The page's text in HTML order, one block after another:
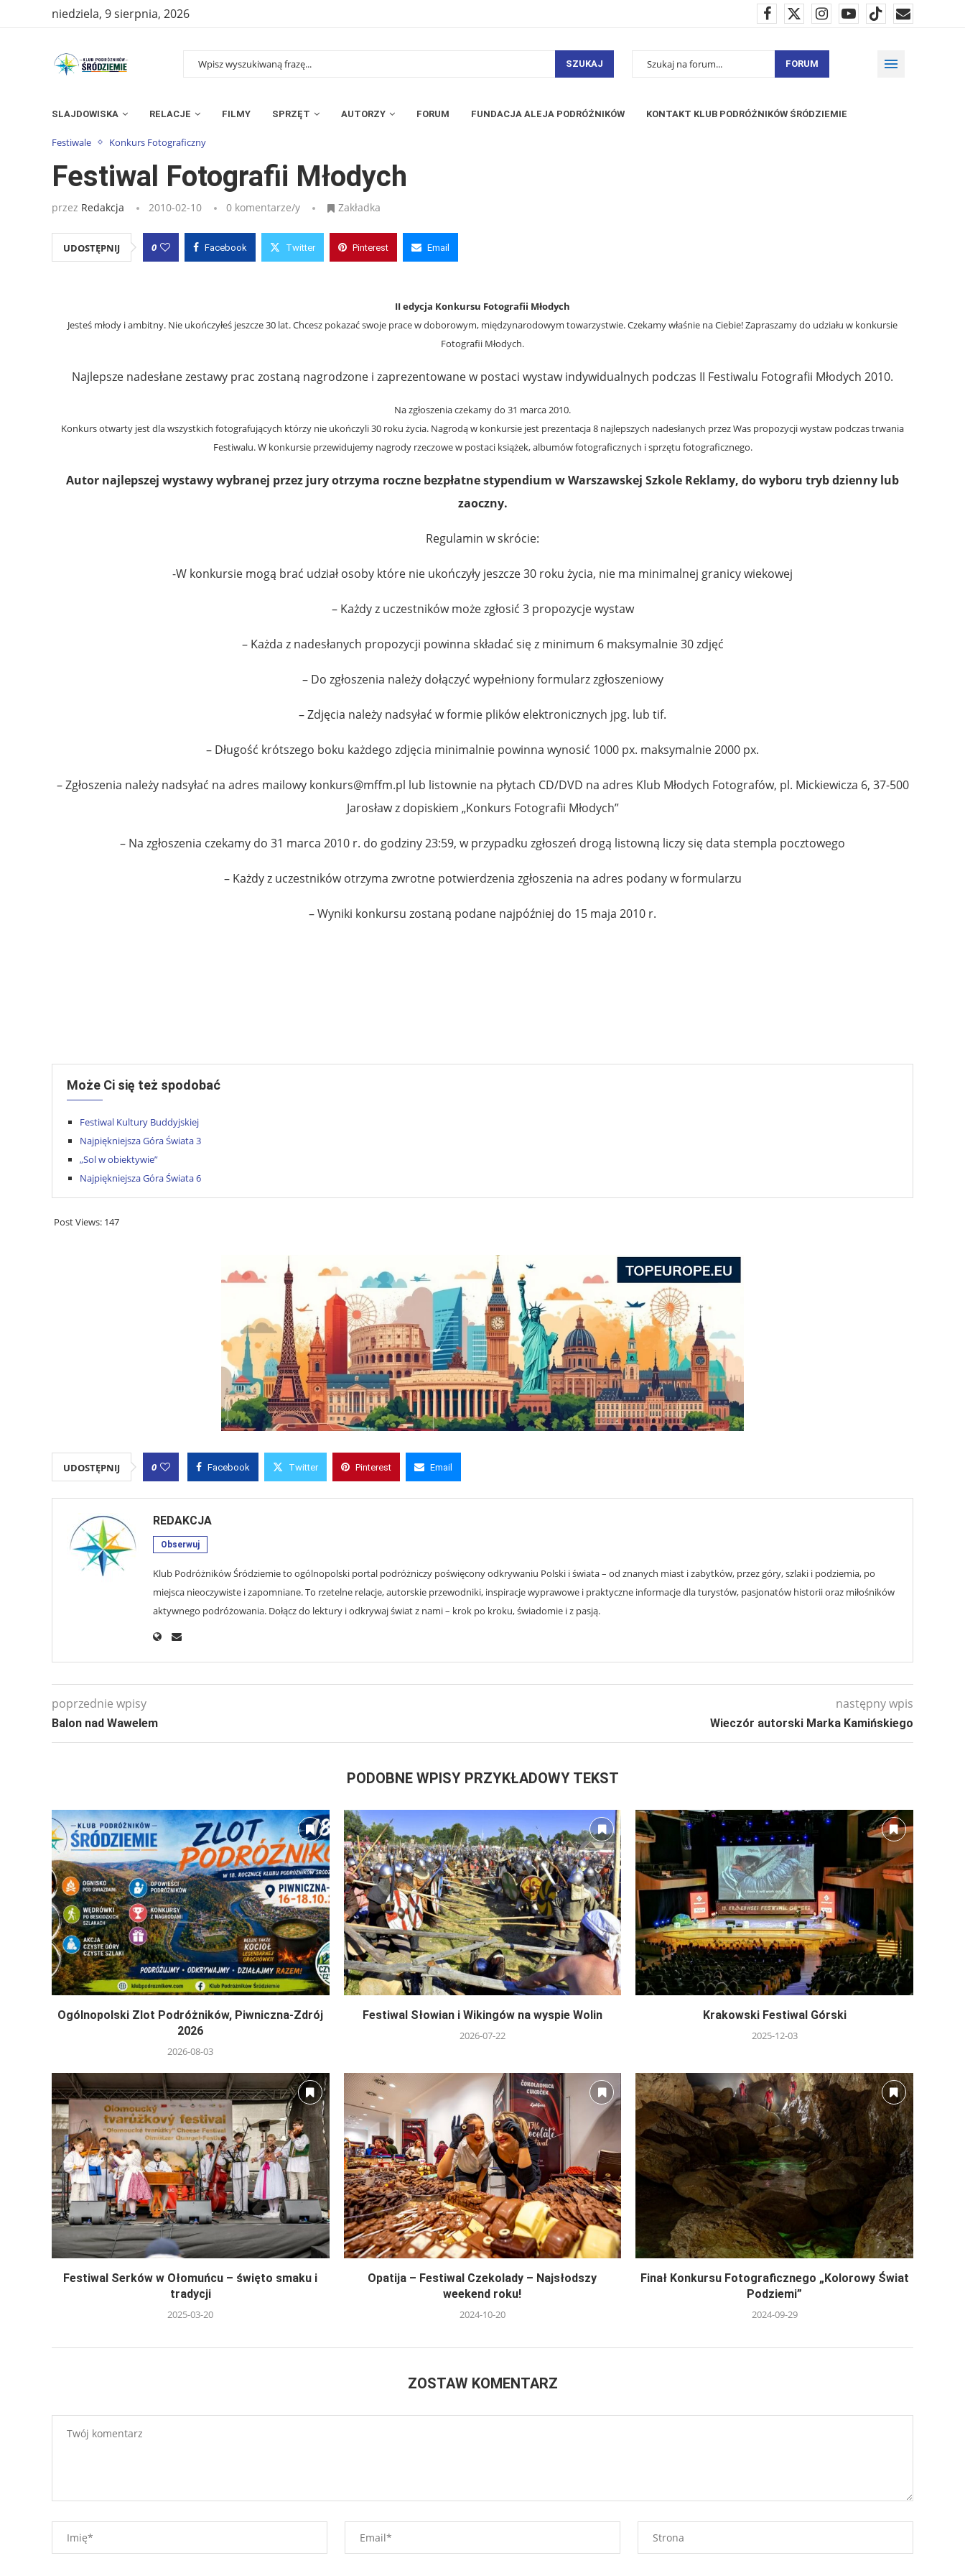
niedziela, 9 sierpnia, 2026
SZUKAJ FORUM
SLAJDOWISKA RELACJE FILMY SPRZĘT AUTORZY FORUM FUNDACJA ALEJA PODRÓŻNIKÓW KONTAKT KLUB PODRÓŻNIKÓW ŚRÓDZIEMIE
Strona główna» Wpisy »Festiwal Fotografii Młodych
Festiwale Konkurs Fotograficzny
Festiwal Fotografii Młodych
przez Redakcja 2010-02-10 0 komentarze/y Zakładka
UDOSTĘPNIJ 0 Facebook Twitter Pinterest Email
II edycja Konkursu Fotografii Młodych
Jesteś młody i ambitny. Nie ukończyłeś jeszcze 30 lat. Chcesz pokazać swoje prace w doborowym, międzynarodowym towarzystwie. Czekamy właśnie na Ciebie! Zapraszamy do udziału w konkursie
Fotografii Młodych.
Najlepsze nadesłane zestawy prac zostaną nagrodzone i zaprezentowane w postaci wystaw indywidualnych podczas II Festiwalu Fotografii Młodych 2010.
Na zgłoszenia czekamy do 31 marca 2010.
Konkurs otwarty jest dla wszystkich fotografujących którzy nie ukończyli 30 roku życia. Nagrodą w konkursie jest prezentacja 8 najlepszych nadesłanych przez Was propozycji wystaw podczas trwania
Festiwalu. W konkursie przewidujemy nagrody rzeczowe w postaci książek, albumów fotograficznych i sprzętu fotograficznego.
Autor najlepszej wystawy wybranej przez jury otrzyma roczne bezpłatne stypendium w Warszawskej Szkole Reklamy, do wyboru tryb dzienny lub
zaoczny.
Regulamin w skrócie:
-W konkursie mogą brać udział osoby które nie ukończyły jeszcze 30 roku życia, nie ma minimalnej granicy wiekowej
– Każdy z uczestników może zgłosić 3 propozycje wystaw
– Każda z nadesłanych propozycji powinna składać się z minimum 6 maksymalnie 30 zdjęć
– Do zgłoszenia należy dołączyć wypełniony formularz zgłoszeniowy
– Zdjęcia należy nadsyłać w formie plików elektronicznych jpg. lub tif.
– Długość krótszego boku każdego zdjęcia minimalnie powinna wynosić 1000 px. maksymalnie 2000 px.
– Zgłoszenia należy nadsyłać na adres mailowy konkurs@mffm.pl lub listownie na płytach CD/DVD na adres Klub Młodych Fotografów, pl. Mickiewicza 6, 37-500
Jarosław z dopiskiem „Konkurs Fotografii Młodych”
– Na zgłoszenia czekamy do 31 marca 2010 r. do godziny 23:59, w przypadku zgłoszeń drogą listowną liczy się data stempla pocztowego
– Każdy z uczestników otrzyma zwrotne potwierdzenia zgłoszenia na adres podany w formularzu
– Wyniki konkursu zostaną podane najpóźniej do 15 maja 2010 r.
Może Ci się też spodobać
Festiwal Kultury Buddyjskiej
Najpiękniejsza Góra Świata 3
„Sol w obiektywie”
Najpiękniejsza Góra Świata 6
Post Views: 147
UDOSTĘPNIJ 0 Facebook Twitter Pinterest Email
REDAKCJA
Obserwuj
Klub Podróżników Śródziemie to ogólnopolski portal podróżniczy poświęcony odkrywaniu Polski i świata – od znanych miast i zabytków, przez góry, szlaki i podziemia, po
miejsca nieoczywiste i zapomniane. To rzetelne relacje, autorskie przewodniki, inspiracje wyprawowe i praktyczne informacje dla turystów, pasjonatów historii oraz miłośników
aktywnego podróżowania. Dołącz do lektury i odkrywaj świat z nami – krok po kroku, świadomie i z pasją.
poprzednie wpisy
Balon nad Wawelem
następny wpis
Wieczór autorski Marka Kamińskiego
PODOBNE WPISY PRZYKŁADOWY TEKST
Ogólnopolski Zlot Podróżników, Piwniczna-Zdrój
2026
2026-08-03
Festiwal Słowian i Wikingów na wyspie Wolin
2026-07-22
Krakowski Festiwal Górski
2025-12-03
Festiwal Serków w Ołomuńcu – święto smaku i
tradycji
2025-03-20
Opatija – Festiwal Czekolady – Najsłodszy
weekend roku!
2024-10-20
Finał Konkursu Fotograficznego „Kolorowy Świat
Podziemi”
2024-09-29
ZOSTAW KOMENTARZ